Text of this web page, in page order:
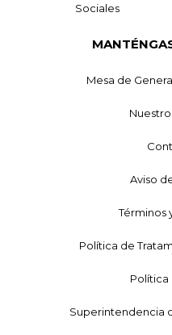
Sociales
Mesa de
Aviso
Términos
Política de
Política
Superintendencia